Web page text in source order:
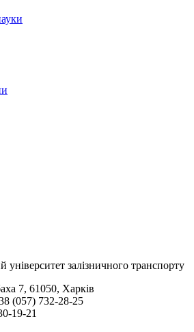
університет залізничного транспорту
7, 61050, Харків
(057) 732-28-25
19-21